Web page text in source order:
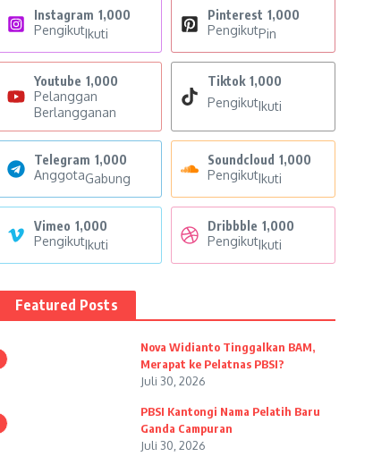
Instagram 1,000
PengikutIkuti
Pinterest 1,000
PengikutPin
Youtube 1,000
Pelanggan
Berlangganan
Tiktok 1,000
PengikutIkuti
Telegram 1,000
AnggotaGabung
Soundcloud 1,000
PengikutIkuti
Vimeo 1,000
PengikutIkuti
Dribbble 1,000
PengikutIkuti
Featured Posts
Nova Widianto Tinggalkan BAM,
Merapat ke Pelatnas PBSI?
Juli 30, 2026
PBSI Kantongi Nama Pelatih Baru
Ganda Campuran
Juli 30, 2026